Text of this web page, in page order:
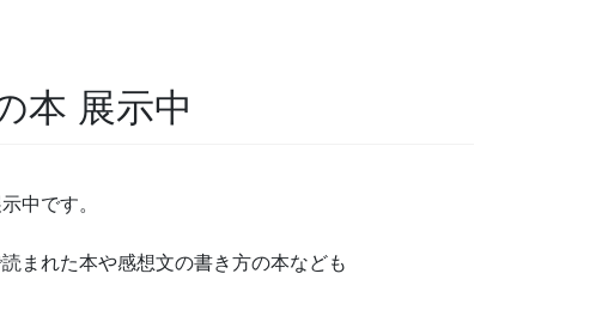
本 展示中
中です。
まれた本や感想文の書き方の本なども